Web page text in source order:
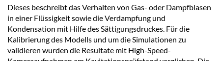
Dieses beschreibt das Verhalten von Gas- oder Dampfblasen
in einer Flüssigkeit sowie die Verdampfung und
Kondensation mit Hilfe des Sättigungsdruckes. Für die
Kalibrierung des Modells und um die Simulationen zu
validieren wurden die Resultate mit High-Speed-